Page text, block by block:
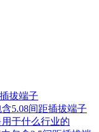
拔端子
5.08间距插拔端子
于什么行业的